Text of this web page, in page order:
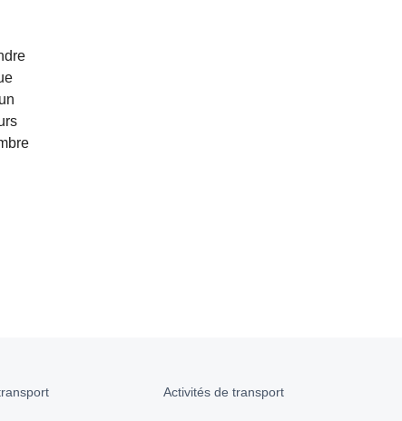
Activités de transport